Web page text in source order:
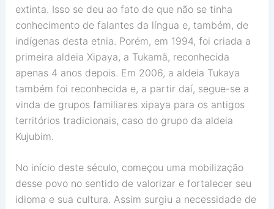
extinta. Isso se deu ao fato de que não se tinha
conhecimento de falantes da língua e, também, de
indígenas desta etnia. Porém, em 1994, foi criada a
primeira aldeia Xipaya, a Tukamã, reconhecida
apenas 4 anos depois. Em 2006, a aldeia Tukaya
também foi reconhecida e, a partir daí, segue-se a
vinda de grupos familiares xipaya para os antigos
territórios tradicionais, caso do grupo da aldeia
Kujubim.
No início deste século, começou uma mobilização
desse povo no sentido de valorizar e fortalecer seu
idioma e sua cultura. Assim surgiu a necessidade de